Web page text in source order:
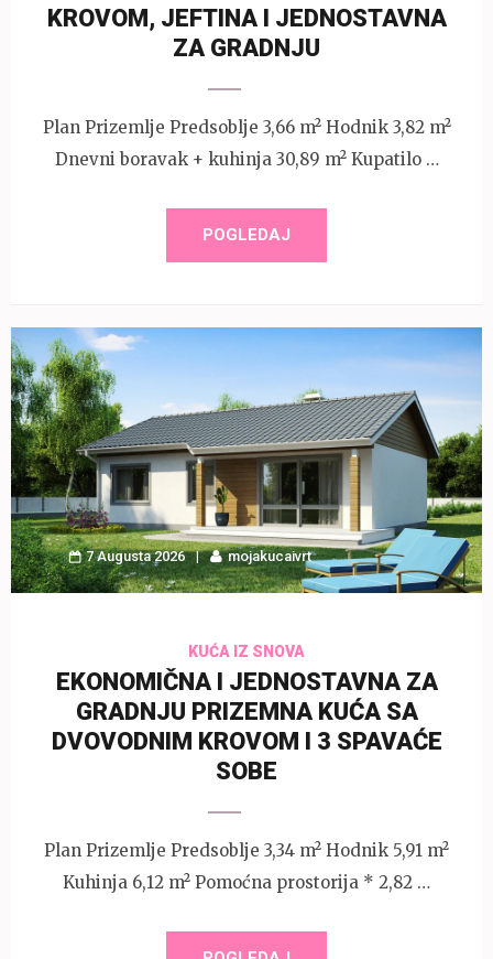
KROVOM, JEFTINA I JEDNOSTAVNA
ZA GRADNJU
Plan Prizemlje Predsoblje 3,66 m² Hodnik 3,82 m²
Dnevni boravak + kuhinja 30,89 m² Kupatilo …
POGLEDAJ
7 Augusta 2026 mojakucaivrt
KUĆA IZ SNOVA
EKONOMIČNA I JEDNOSTAVNA ZA
GRADNJU PRIZEMNA KUĆA SA
DVOVODNIM KROVOM I 3 SPAVAĆE
SOBE
Plan Prizemlje Predsoblje 3,34 m² Hodnik 5,91 m²
Kuhinja 6,12 m² Pomoćna prostorija * 2,82 …